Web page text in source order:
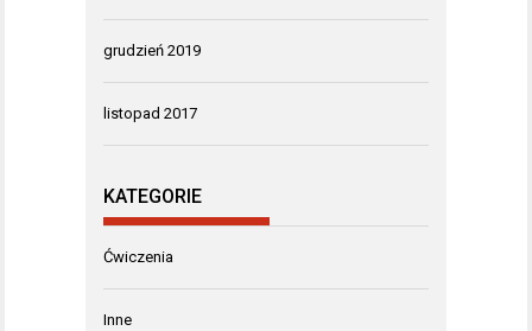
grudzień 2019
listopad 2017
KATEGORIE
Ćwiczenia
Inne